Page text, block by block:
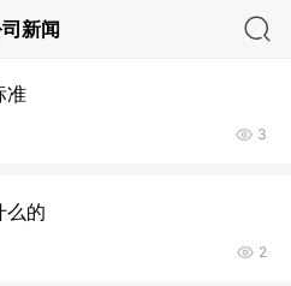
新闻
准
3
么的
2